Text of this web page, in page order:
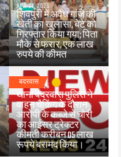
APR 21, 2025
शिवपुरी में अवैध गांजे की
खेती का खुलासा, बेटे को
गिरफ्तार किया गया; पिता
मौके से फरार, एक लाख
रुपये की कीमत
बदरवास
FEB 26, 2025
थाना बदरवास पुलिस ने
वाहन चैकिंग के दौरान
आरोपी के कब्जे से चोरी
का आईसर ट्रेक्टर
कीमती करीबन 05 लाख
रूपये बरामद किया।